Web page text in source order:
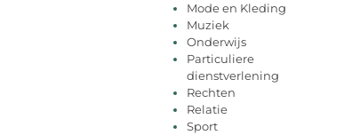
Mode en Kleding
Muziek
Onderwijs
Particuliere
dienstverlening
Rechten
Relatie
Sport